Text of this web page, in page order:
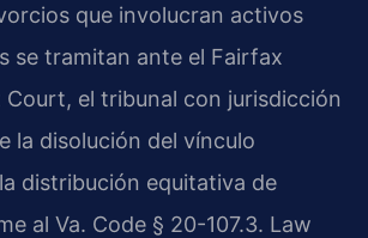
que involucran activos
se tramitan ante el Fairfax
el tribunal con jurisdicción
la disolución del vínculo
distribución equitativa de
al Va. Code § 20-107.3. Law